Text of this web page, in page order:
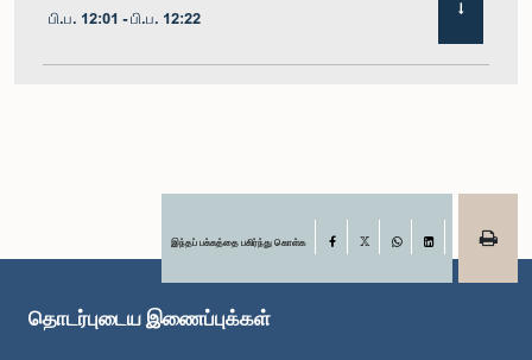
பி.ப. 12:01 - பி.ப. 12:22
பி.ப. 1:00 - பி.ப. 1:11இந்தப் பக்கத்தை பகிர்ந்து கொள்க Facebook
LinkedIn
தொடர்புடைய இணைப்புக்கள்